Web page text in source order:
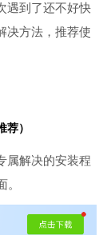
遇到了还不好快
决方法，推荐使
）
属解决的安装程
。